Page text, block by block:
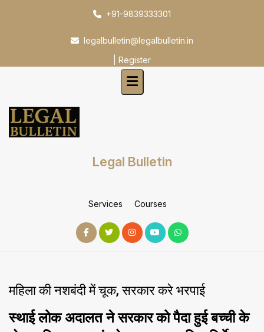
+91-9839333301
legalbulletin@legalbulletin.in
Register
Legal Bulletin
Services Courses
महिला की नशबंदी में चूक, सरकार करे भरपाई
स्थाई लोक अदालत ने सरकार को पैदा हुई बच्ची के